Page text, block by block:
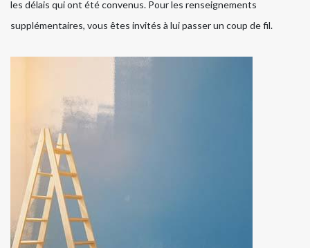
les délais qui ont été convenus. Pour les renseignements
supplémentaires, vous êtes invités à lui passer un coup de fil.